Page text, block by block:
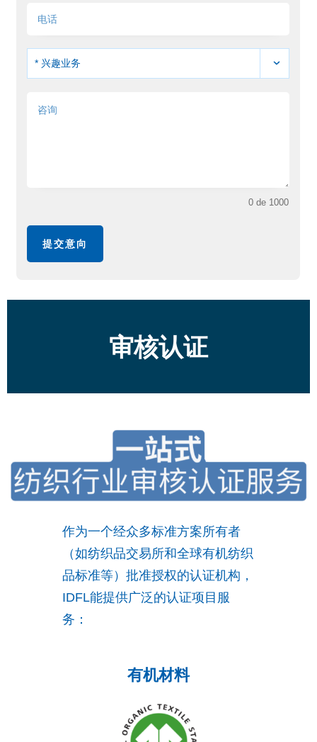
* 兴趣业务
0 de 1000
提交意向
审核认证
作为一个经众多标准方案所有者
（如纺织品交易所和全球有机纺织
品标准等）批准授权的认证机构，
IDFL能提供广泛的认证项目服
务：
有机材料